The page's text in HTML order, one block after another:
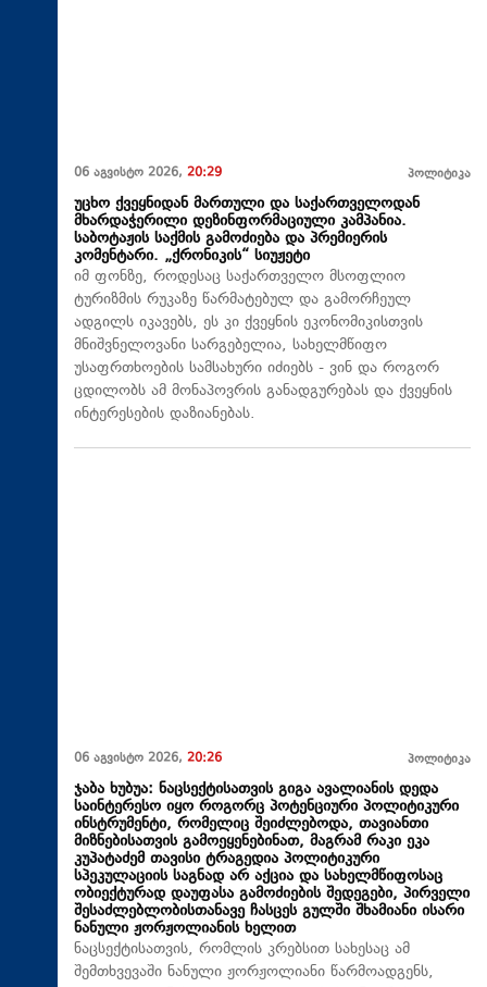
06 აგვისტო 2026, 20:29 პოლიტიკა
უცხო ქვეყნიდან მართული და საქართველოდან
მხარდაჭერილი დეზინფორმაციული კამპანია.
საბოტაჟის საქმის გამოძიება და პრემიერის
კომენტარი. „ქრონიკის“ სიუჟეტი
იმ ფონზე, როდესაც საქართველო მსოფლიო
ტურიზმის რუკაზე წარმატებულ და გამორჩეულ
ადგილს იკავებს, ეს კი ქვეყნის ეკონომიკისთვის
მნიშვნელოვანი სარგებელია, სახელმწიფო
უსაფრთხოების სამსახური იძიებს - ვინ და როგორ
ცდილობს ამ მონაპოვრის განადგურებას და ქვეყნის
ინტერესების დაზიანებას.
06 აგვისტო 2026, 20:26 პოლიტიკა
ჯაბა ხუბუა: ნაცსექტისათვის გიგა ავალიანის დედა
საინტერესო იყო როგორც პოტენციური პოლიტიკური
ინსტრუმენტი, რომელიც შეიძლებოდა, თავიანთი
მიზნებისათვის გამოეყენებინათ, მაგრამ რაკი ეკა
კუპატაძემ თავისი ტრაგედია პოლიტიკური
სპეკულაციის საგნად არ აქცია და სახელმწიფოსაც
ობიექტურად დაუფასა გამოძიების შედეგები, პირველი
შესაძლებლობისთანავე ჩასცეს გულში შხამიანი ისარი
ნანული ჟორჟოლიანის ხელით
ნაცსექტისათვის, რომლის კრებსით სახესაც ამ
შემთხვევაში ნანული ჟორჟოლიანი წარმოადგენს,